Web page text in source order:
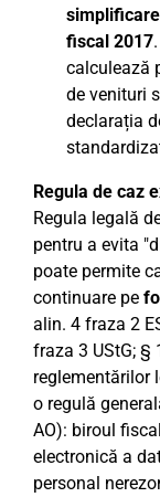
fiscal 2017
calculează
de venituri
declarația
Regula de caz
Regula legală
pentru a evita
poate permite
continuare pe
alin. 4 fraza 2
fraza 3 UStG; §
reglementărilor
o regulă
AO): biroul
electronică a
personal